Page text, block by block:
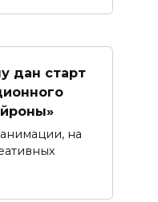
дан старт
на